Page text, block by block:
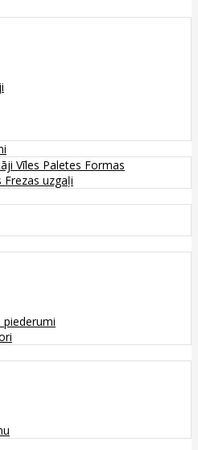
Vīles Paletes Formas
Frezas uzgaļi
piederumi